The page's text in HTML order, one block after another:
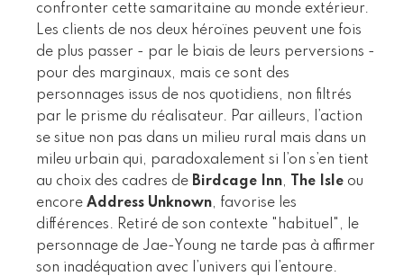
confronter cette samaritaine au monde extérieur.
Les clients de nos deux héroïnes peuvent une fois
de plus passer - par le biais de leurs perversions -
pour des marginaux, mais ce sont des
personnages issus de nos quotidiens, non filtrés
par le prisme du réalisateur. Par ailleurs, l’action
se situe non pas dans un milieu rural mais dans un
mileu urbain qui, paradoxalement si l’on s’en tient
au choix des cadres de Birdcage Inn, The Isle ou
encore Address Unknown, favorise les
différences. Retiré de son contexte "habituel", le
personnage de Jae-Young ne tarde pas à affirmer
son inadéquation avec l’univers qui l’entoure.